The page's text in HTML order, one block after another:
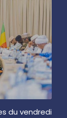
du vendredi